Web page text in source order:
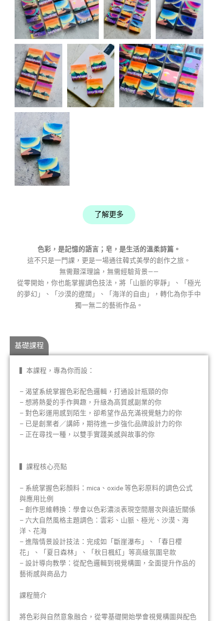
了解更多
色彩，是記憶的語言；皂，是生活的溫柔詩篇。
這不只是一門課，更是一場通往韓式美學的創作之旅。
無需艱深理論，無需經驗背景——
從零開始，你也能掌握調色技法，將「山脈的寧靜」、「極光
的夢幻」、「沙漠的遼闊」、「海洋的自由」，轉化為你手中
獨一無二的藝術作品。
基礎課程
▍本課程，專為你而設：
– 渴望系統掌握色彩配色邏輯，打通設計瓶頸的你
– 想將熱愛的手作興趣，升級為高質感副業的你
– 對色彩運用感到陌生，卻希望作品充滿視覺魅力的你
– 已是創業者／講師，期待進一步強化品牌設計力的你
– 正在尋找一種，以雙手實踐美感與故事的你
▍課程核心亮點
– 系統掌握色彩顏料：mica、oxide 等色彩原料的調色公式
與應用比例
– 創作思維轉換：學會以色彩濃淡表現空間層次與遠近關係
– 六大自然風格主題調色：雲彩、山脈、極光、沙漠、海
洋、花海
– 進階情景設計技法：完成如「斷崖瀑布」、「春日櫻
花」、「夏日森林」、「秋日楓紅」等高級氛圍皂款
– 設計導向教學：從配色邏輯到視覺構圖，全面提升作品的
藝術感與商品力
課程簡介
將色彩與自然意象融合，從零基礎開始學會視覺構圖與配色